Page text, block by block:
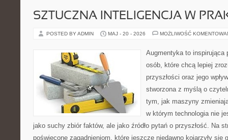
SZTUCZNA INTELIGENCJA W
POSTED BY ADMIN MAJ - 20 - 2026 MOŻLIWOŚĆ
Augmentyka to inspirująca
osób, które chcą lepiej
przyszłości oraz jego
stworzona z myślą o
tym, jak maszyny
w którym technologia nie
jako suchy zbiór faktów, ale jako źródło pytań o przyszłość. Na
poświęcone zagadnieniom, które jeszcze niedawno kojarzyły się